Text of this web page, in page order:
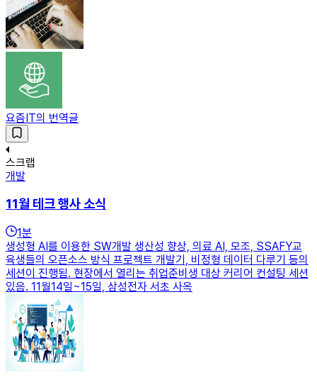
요즘IT의 번역글
스크랩
개발
11월 테크 행사 소식
1분
생성형 AI를 이용한 SW개발 생산성 향상, 의료 AI, 모조, SSAFY교
육생들의 오픈소스 방식 프로젝트 개발기, 비정형 데이터 다루기 등의
세션이 진행됨. 현장에서 열리는 취업준비생 대상 커리어 컨설팅 세션
있음. 11월14일~15일, 삼성전자 서초 사옥